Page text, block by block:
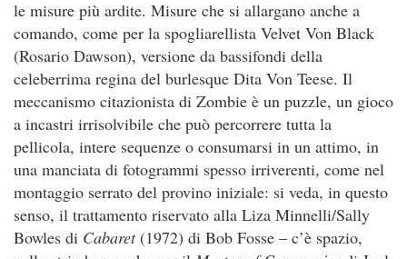
le misure più ardite. Misure che si allargano anche a
comando, come per la spogliarellista Velvet Von Black
(Rosario Dawson), versione da bassifondi della
celeberrima regina del burlesque Dita Von Teese. Il
meccanismo citazionista di Zombie è un puzzle, un gioco
a incastri irrisolvibile che può percorrere tutta la
pellicola, intere sequenze o consumarsi in un attimo, in
una manciata di fotogrammi spesso irriverenti, come nel
montaggio serrato del provino iniziale: si veda, in questo
senso, il trattamento riservato alla Liza Minnelli/Sally
Bowles di Cabaret(1972) di Bob Fosse – c’è spazio,